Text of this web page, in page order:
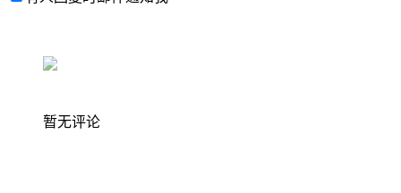
暂无评论